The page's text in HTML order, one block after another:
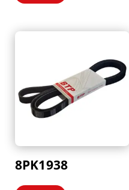
8PK1938